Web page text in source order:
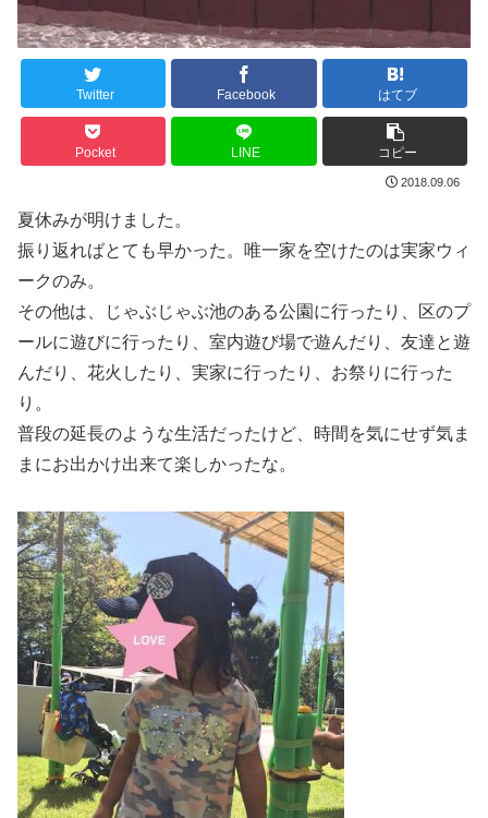
Twitter Facebook はてブ
Pocket LINE コピー
2018.09.06
夏休みが明けました。
振り返ればとても早かった。唯一家を空けたのは実家ウィ
ークのみ。
その他は、じゃぶじゃぶ池のある公園に行ったり、区のプ
ールに遊びに行ったり、室内遊び場で遊んだり、友達と遊
んだり、花火したり、実家に行ったり、お祭りに行った
り。
普段の延長のような生活だったけど、時間を気にせず気ま
まにお出かけ出来て楽しかったな。